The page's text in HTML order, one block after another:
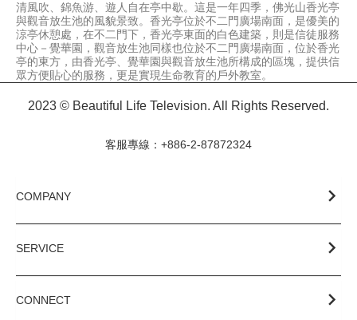
清風吹、錦魚游、遊人自在亭中歇。這是一年四季，佛光山香光亭
與觀音放生池的風貌景致。香光亭位於不二門廣場南面，是優美的
涼亭休憩處，在不二門下，香光亭東面的白色建築，則是信徒服務
中心－覺華園，觀音放生池同樣也位於不二門廣場南面，位於香光
亭的東方，由香光亭、覺華園與觀音放生池所構成的區塊，提供信
眾方便貼心的服務，更是實現生命教育的戶外教室。
2023 © Beautiful Life Television. All Rights Reserved.
客服專線：+886-2-87872324
COMPANY
SERVICE
CONNECT